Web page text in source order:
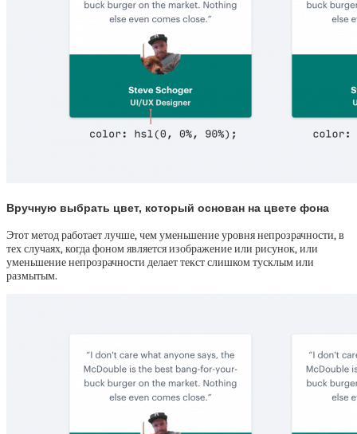
Вручную выбрать цвет, который основан на цвете фона
Этот метод работает лучше, чем уменьшение уровня непрозрачности, в
тех случаях, когда фоном является изображение или рисунок, или
уменьшение непрозрачности делает текст слишком тусклым или
размытым.